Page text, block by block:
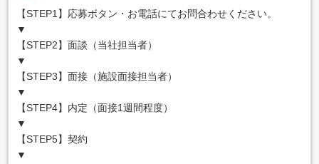
【STEP1】応募ボタン・お電話にてお問合わせください。
▼
【STEP2】面談（当社担当者）
▼
【STEP3】面接（施設面接担当者）
▼
【STEP4】内定（面接1週間程度）
▼
【STEP5】契約
▼